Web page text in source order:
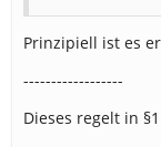
Prinzipiell ist es
------------------
Dieses regelt in